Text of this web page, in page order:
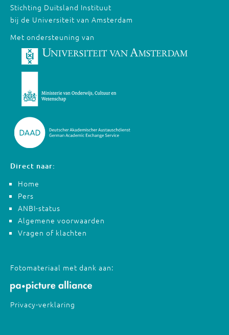
Stichting Duitsland Instituut
bij de Universiteit van Amsterdam
Met ondersteuning van
Direct naar:
Home
Pers
ANBI-status
Algemene voorwaarden
Vragen of klachten
Fotomateriaal met dank aan:
Privacy-verklaring